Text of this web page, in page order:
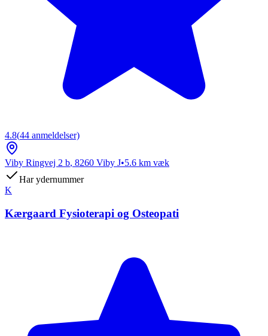
4.8(44 anmeldelser)
Viby Ringvej 2 b, 8260 Viby J•5.6 km væk
Har ydernummer
K
Kærgaard Fysioterapi og Osteopati